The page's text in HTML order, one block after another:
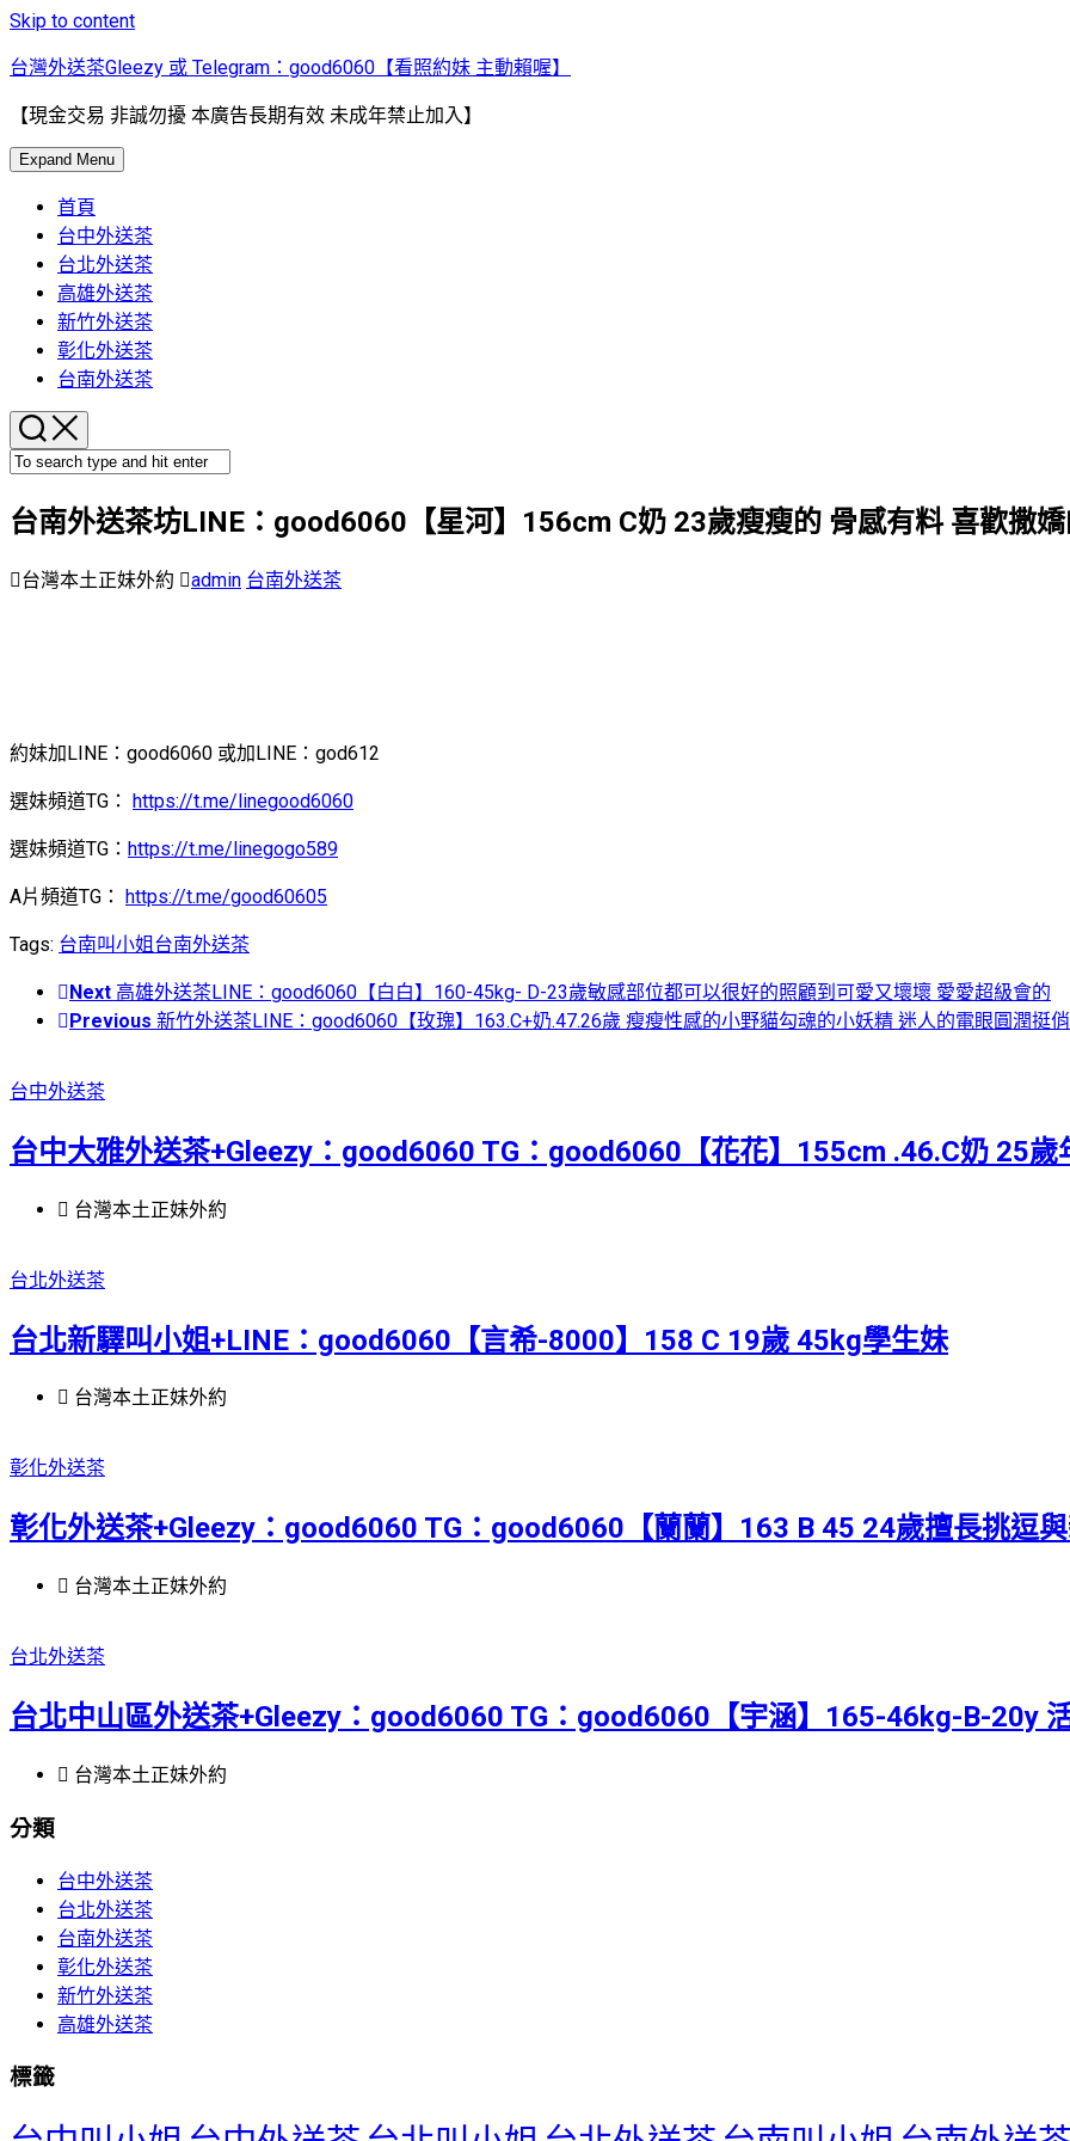
Skip to content
台灣外送茶Gleezy 或 Telegram：good6060【看照約妹 主動賴喔】
【現金交易 非誠勿擾 本廣告長期有效 未成年禁止加入】
Expand Menu
首頁
台中外送茶
台北外送茶
高雄外送茶
新竹外送茶
彰化外送茶
台南外送茶
台南外送茶坊LINE：good6060【星河】156cm C奶 23歲瘦瘦的 骨感有料 喜歡撒
台灣本土正妹外約 admin 台南外送茶
約妹加LINE：good6060 或加LINE：god612
選妹頻道TG： https://t.me/linegood6060
選妹頻道TG： https://t.me/linegogo589
A片頻道TG： https://t.me/good60605
Tags: 台南叫小姐 台南外送茶
Next 高雄外送茶LINE：good6060【白白】160-45kg- D-23歲敏感部位都可以很好的照顧到可愛又壞壞 愛愛超級會的
Previous 新竹外送茶LINE：good6060【玫瑰】163.C+奶.47.26歲 瘦瘦性感的小野貓勾魂的小妖精 迷人的電眼圓潤挺
台中外送茶
台中大雅外送茶+Gleezy：good6060 TG：good6060【花花】155cm .46.C奶 25歲
台灣本土正妹外約
台北外送茶
台北新驛叫小姐+LINE：good6060【言希-8000】158 C 19歲 45kg學生妹
台灣本土正妹外約
彰化外送茶
彰化外送茶+Gleezy：good6060 TG：good6060【蘭蘭】163 B 45 24歲擅長挑逗
台灣本土正妹外約
台北外送茶
台北中山區外送茶+Gleezy：good6060 TG：good6060【宇涵】165-46kg-B-20y
台灣本土正妹外約
分類
台中外送茶
台北外送茶
台南外送茶
彰化外送茶
新竹外送茶
高雄外送茶
標籤